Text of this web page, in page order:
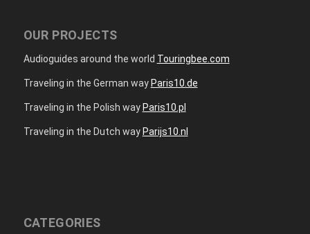
OUR PROJECTS
Audioguides around the world Touringbee.com
Traveling in the German way Paris10.de
Traveling in the Polish way Paris10.pl
Traveling in the Dutch way Parijs10.nl
CATEGORIES